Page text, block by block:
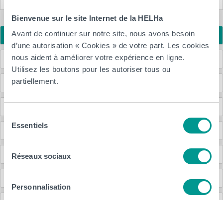
Bienvenue sur le site Internet de la HELHa
Avant de continuer sur notre site, nous avons besoin
d’une autorisation « Cookies » de votre part. Les cookies
nous aident à améliorer votre expérience en ligne.
Utilisez les boutons pour les autoriser tous ou
partiellement.
Sélection
consentement
Essentiels
Réseaux sociaux
Personnalisation
Accueil
Programme des cours
Étudier à l’étranger
Inscriptions
Démarche qualité